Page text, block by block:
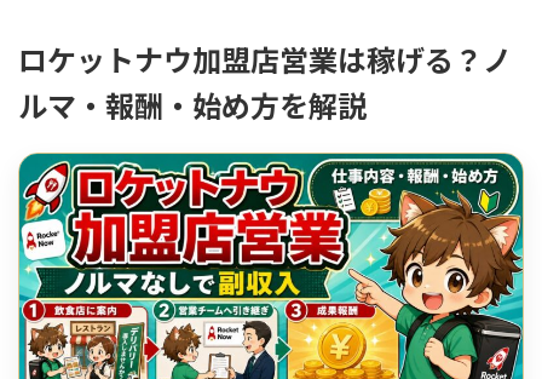
ロケットナウ加盟店営業は稼げる？ノ
ルマ・報酬・始め方を解説